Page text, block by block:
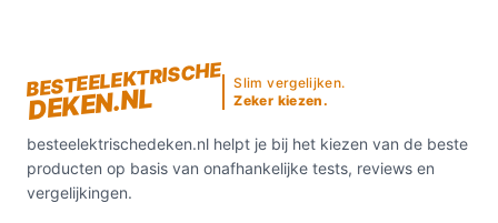
BESTEELEKTRISCHE
DEKEN.NL
Slim vergelijken.
Zeker kiezen.
besteelektrischedeken.nl helpt je bij het kiezen van de beste
producten op basis van onafhankelijke tests, reviews en
vergelijkingen.